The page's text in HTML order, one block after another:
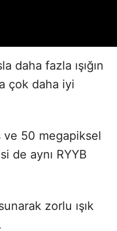
daha fazla ışığın
çok daha iyi
ve 50 megapiksel
de aynı RYYB
zorlu ışık